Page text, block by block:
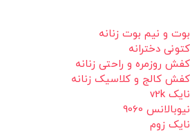
بوت و نیم بوت زنانه
کتونی دخترانه
کفش روزمره و راحتی زنانه
کفش کالج و کلاسیک زنانه
نایک v2k
نیوبالانس 9060
نایک زوم